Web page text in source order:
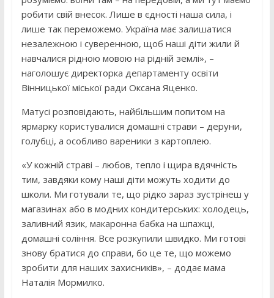
робити свій внесок. Лише в єдності наша сила, і
лише так переможемо. Україна має залишатися
незалежною і суверенною, щоб наші діти жили й
навчалися рідною мовою на рідній землі», –
наголошує директорка департаменту освіти
Вінницької міської ради Оксана Яценко.
Матусі розповідають, найбільшим попитом на
ярмарку користувалися домашні страви – деруни,
голубці, а особливо вареники з картоплею.
«У кожній страві – любов, тепло і щира вдячність
тим, завдяки кому наші діти можуть ходити до
школи. Ми готували те, що рідко зараз зустрінеш у
магазинах або в модних кондитерських: холодець,
заливний язик, макаронна бабка на шпажці,
домашні соління. Все розкупили швидко. Ми готові
знову братися до справи, бо це те, що можемо
зробити для наших захисників», – додає мама
Наталія Мормилко.